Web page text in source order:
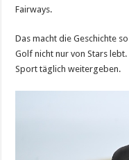
Fairways.
Das macht die Geschichte
Golf nicht nur von Stars
Sport täglich weitergeben.